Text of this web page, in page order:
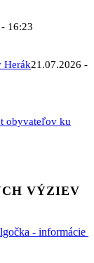
16:23
Herák21.07.2026 -
obyvateľov ku
VÝZIEV